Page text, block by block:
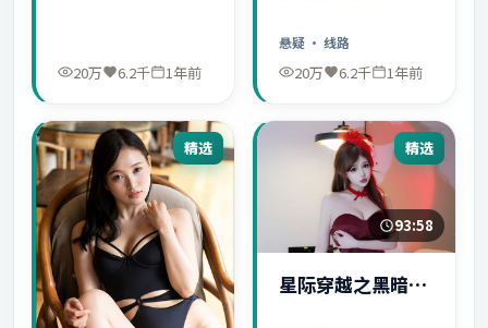
20万 6.2千 1年前
悬疑 · 线路
20万 6.2千 1年前
精选 精选
93:58
星际穿越之黑暗秘